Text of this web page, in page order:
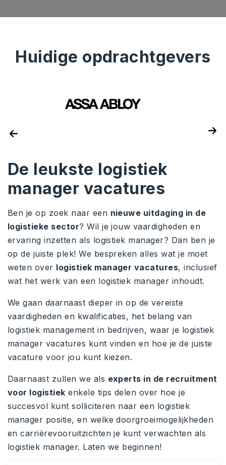
Huidige opdrachtgevers
De leukste logistiek
manager vacatures
Ben je op zoek naar een nieuwe uitdaging in de
logistieke sector? Wil je jouw vaardigheden en
ervaring inzetten als logistiek manager? Dan ben je
op de juiste plek! We bespreken alles wat je moet
weten over logistiek manager vacatures, inclusief
wat het werk van een logistiek manager inhoudt.
We gaan daarnaast dieper in op de vereiste
vaardigheden en kwalificaties, het belang van
logistiek management in bedrijven, waar je logistiek
manager vacatures kunt vinden en hoe je de juiste
vacature voor jou kunt kiezen.
Daarnaast zullen we als experts in de recruitment
voor logistiek enkele tips delen over hoe je
succesvol kunt solliciteren naar een logistiek
manager positie, en welke doorgroeimogelijkheden
en carrièrevooruitzichten je kunt verwachten als
logistiek manager. Laten we beginnen!